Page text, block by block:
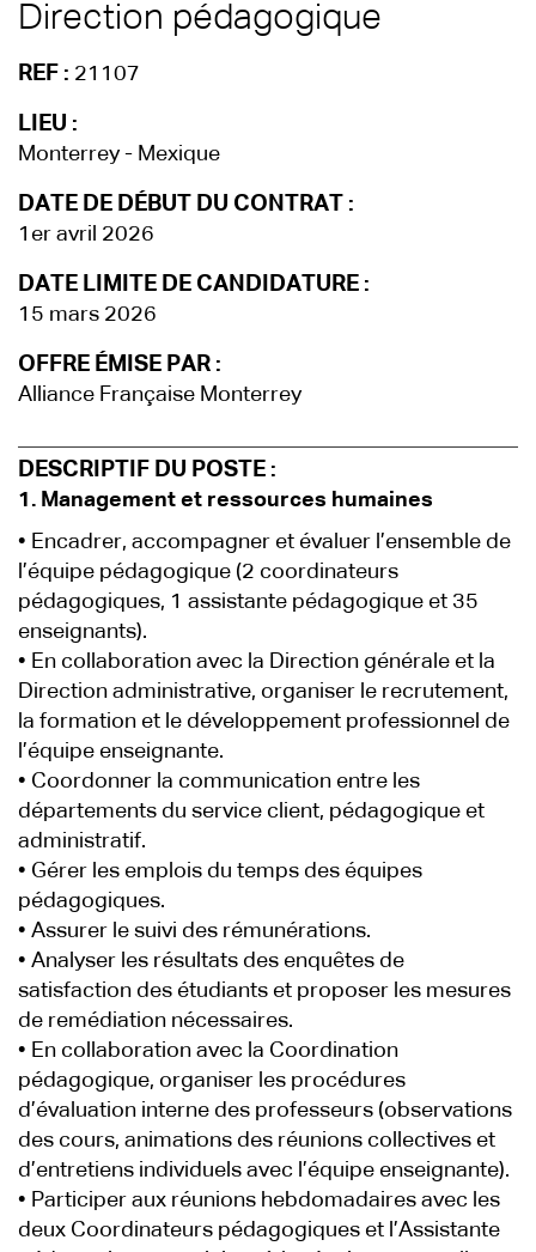
Direction pédagogique
REF : 21107
LIEU :
Monterrey - Mexique
DATE DE DÉBUT DU CONTRAT :
1er avril 2026
DATE LIMITE DE CANDIDATURE :
15 mars 2026
OFFRE ÉMISE PAR :
Alliance Française Monterrey
DESCRIPTIF DU POSTE :
1. Management et ressources humaines
• Encadrer, accompagner et évaluer l’ensemble de
l’équipe pédagogique (2 coordinateurs
pédagogiques, 1 assistante pédagogique et 35
enseignants).
• En collaboration avec la Direction générale et la
Direction administrative, organiser le recrutement,
la formation et le développement professionnel de
l’équipe enseignante.
• Coordonner la communication entre les
départements du service client, pédagogique et
administratif.
• Gérer les emplois du temps des équipes
pédagogiques.
• Assurer le suivi des rémunérations.
• Analyser les résultats des enquêtes de
satisfaction des étudiants et proposer les mesures
de remédiation nécessaires.
• En collaboration avec la Coordination
pédagogique, organiser les procédures
d’évaluation interne des professeurs (observations
des cours, animations des réunions collectives et
d’entretiens individuels avec l’équipe enseignante).
• Participer aux réunions hebdomadaires avec les
deux Coordinateurs pédagogiques et l’Assistante